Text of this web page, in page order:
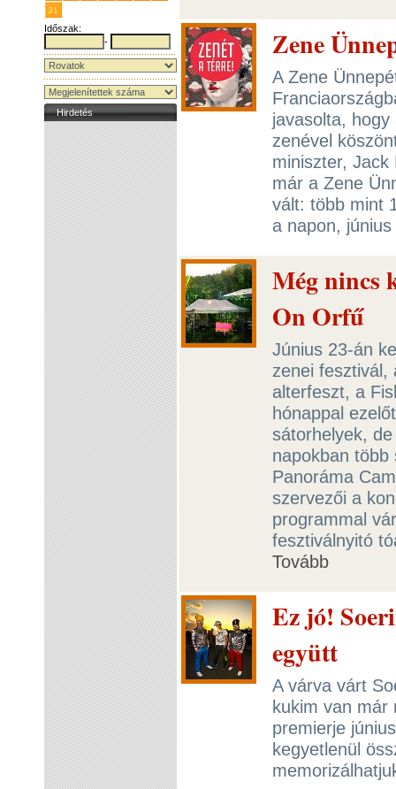
31
Időszak:
-
Hirdetés
Zene
A Zene
javasolta,
zenével
miniszter,
már a Zene
vált: több mint
a napon,
Még nincs
On Orfű
Június 23-án
zenei fesztivál,
alterfeszt, a
hónappal
sátorhelyek,
napokban
Panoráma
szervezői a
programmal
fesztiválnyitó
Tovább
Ez jó!
együtt
A várva várt
kukim van már
premierje
kegyetlenül